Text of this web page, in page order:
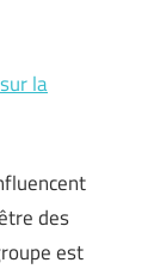
la
des
est